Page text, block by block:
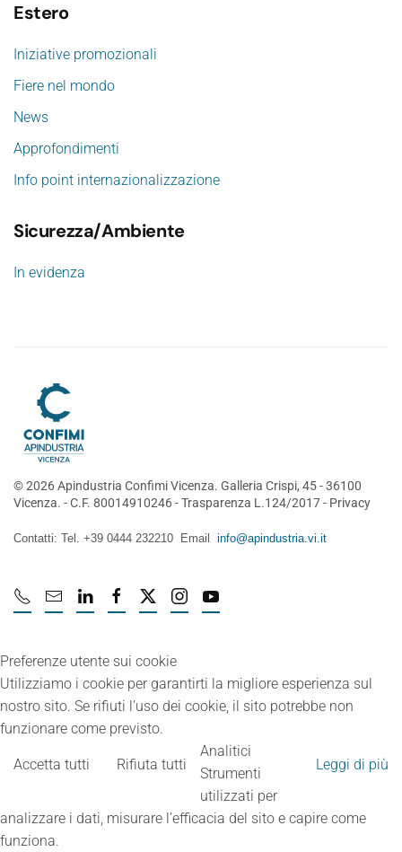
Estero
Iniziative promozionali
Fiere nel mondo
News
Approfondimenti
Info point internazionalizzazione
Sicurezza/Ambiente
In evidenza
©2026Apindustria Confimi Vicenza. Galleria Crispi, 45 - 36100
Vicenza. - C.F. 80014910246 -Trasparenza L.124/2017- Privacy
Contatti: Tel. +39 0444 232210 Email info@apindustria.vi.it
Preferenze utente sui cookie
Utilizziamo i cookie per garantirti la migliore esperienza sul
nostro sito. Se rifiuti l’uso dei cookie, il sito potrebbe non
funzionare come previsto.
Accetta tutti Rifiuta tutti Leggi di più
Analitici
Strumenti
utilizzati per
analizzare i dati, misurare l’efficacia del sito e capire come
funziona.